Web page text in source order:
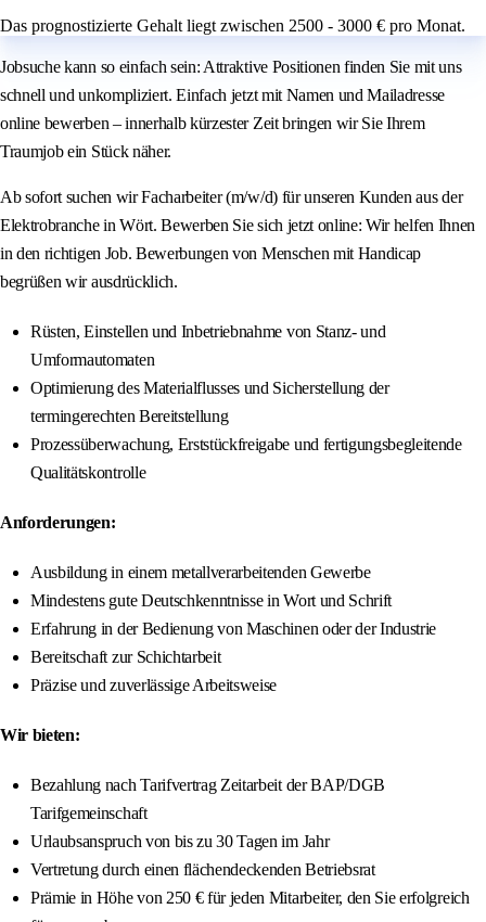
Das prognostizierte Gehalt liegt zwischen 2500 - 3000 € pro Monat.
Jobsuche kann so einfach sein: Attraktive Positionen finden Sie mit uns
schnell und unkompliziert. Einfach jetzt mit Namen und Mailadresse
online bewerben – innerhalb kürzester Zeit bringen wir Sie Ihrem
Traumjob ein Stück näher.
Ab sofort suchen wir Facharbeiter (m/w/d) für unseren Kunden aus der
Elektrobranche in Wört. Bewerben Sie sich jetzt online: Wir helfen Ihnen
in den richtigen Job. Bewerbungen von Menschen mit Handicap
begrüßen wir ausdrücklich.
Rüsten, Einstellen und Inbetriebnahme von Stanz- und
Umformautomaten
Optimierung des Materialflusses und Sicherstellung der
termingerechten Bereitstellung
Prozessüberwachung, Erststückfreigabe und fertigungsbegleitende
Qualitätskontrolle
Anforderungen:
Ausbildung in einem metallverarbeitenden Gewerbe
Mindestens gute Deutschkenntnisse in Wort und Schrift
Erfahrung in der Bedienung von Maschinen oder der Industrie
Bereitschaft zur Schichtarbeit
Präzise und zuverlässige Arbeitsweise
Wir bieten:
Bezahlung nach Tarifvertrag Zeitarbeit der BAP/DGB
Tarifgemeinschaft
Urlaubsanspruch von bis zu 30 Tagen im Jahr
Vertretung durch einen flächendeckenden Betriebsrat
Prämie in Höhe von 250 € für jeden Mitarbeiter, den Sie erfolgreich